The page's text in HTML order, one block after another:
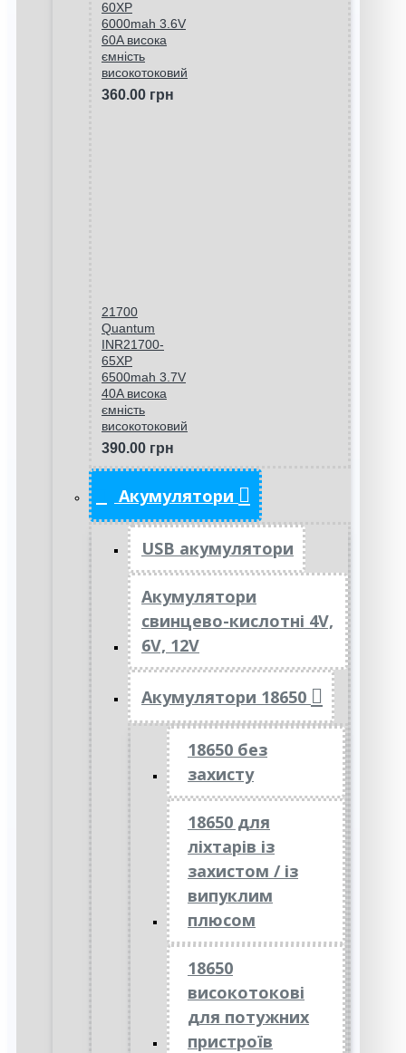
60XP
6000mah 3.6V
60A висока
ємність
високотоковий
360.00 грн
21700
Quantum
INR21700-
65XP
6500mah 3.7V
40A висока
ємність
високотоковий
390.00 грн
Акумулятори
USB акумулятори
Акумулятори
свинцево-кислотні 4V,
6V, 12V
Акумулятори 18650
18650 без
захисту
18650 для
ліхтарів із
захистом / із
випуклим
плюсом
18650
високотокові
для потужних
пристроїв